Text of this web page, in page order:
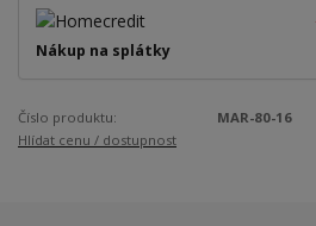
Nákup na splátky
Číslo produktu:
MAR-80-16
Hlídat cenu / dostupnost